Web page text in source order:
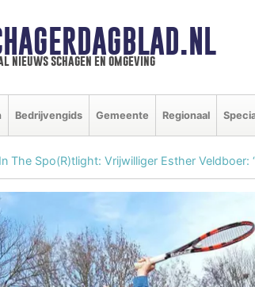
nieuws schagen en omgeving
Bedrijvengids Gemeente Regionaal
In The Spo(R)tlight: Vrijwilliger Esther